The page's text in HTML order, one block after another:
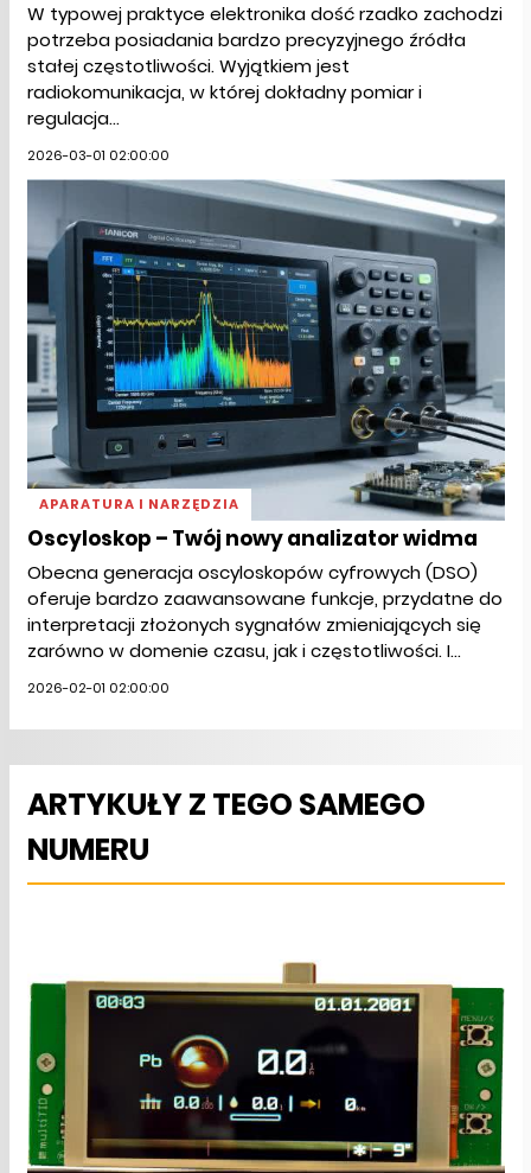
W typowej praktyce elektronika dość rzadko zachodzi
potrzeba posiadania bardzo precyzyjnego źródła
stałej częstotliwości. Wyjątkiem jest
radiokomunikacja, w której dokładny pomiar i
regulacja...
2026-03-01 02:00:00
APARATURA I NARZĘDZIA
Oscyloskop – Twój nowy analizator widma
Obecna generacja oscyloskopów cyfrowych (DSO)
oferuje bardzo zaawansowane funkcje, przydatne do
interpretacji złożonych sygnałów zmieniających się
zarówno w domenie czasu, jak i częstotliwości. I...
2026-02-01 02:00:00
ARTYKUŁY Z TEGO SAMEGO
NUMERU